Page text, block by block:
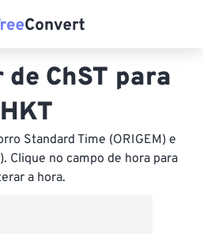
ChST para
HKT
Standard Time (ORIGEM) e
Clique no campo de hora para
a hora.